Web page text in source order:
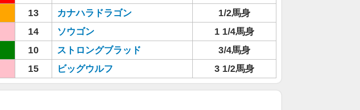
13 カナハラドラゴン
1/2馬身
14 ソウゴン
1 1/4馬身
10 ストロングブラッド
3/4馬身
15 ビッグウルフ 3 1/2馬身